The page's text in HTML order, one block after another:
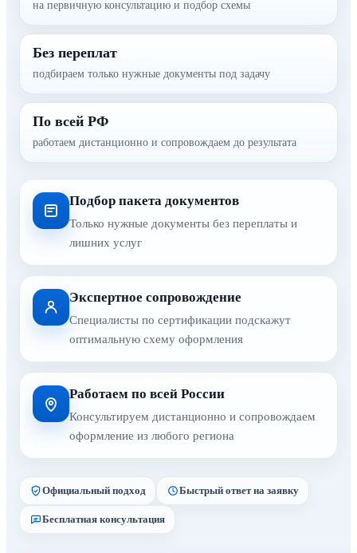
на первичную консультацию и подбор схемы
Без переплат
подбираем только нужные документы под задачу
По всей РФ
работаем дистанционно и сопровождаем до результата
Подбор пакета документов
Только нужные документы без переплаты и
лишних услуг
Экспертное сопровождение
Специалисты по сертификации подскажут
оптимальную схему оформления
Работаем по всей России
Консультируем дистанционно и сопровождаем
оформление из любого региона
Официальный подход Быстрый ответ на заявку
Бесплатная консультация